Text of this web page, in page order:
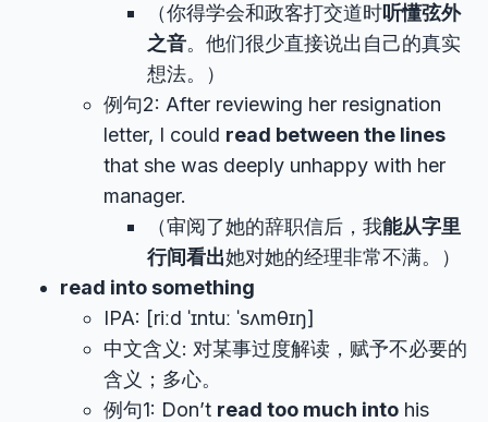
（你得学会和政客打交道时听懂弦外
之音。他们很少直接说出自己的真实
想法。）
例句2: After reviewing her resignation
letter, I could read between the lines
that she was deeply unhappy with her
manager.
（审阅了她的辞职信后，我能从字里
行间看出她对她的经理非常不满。）
read into something
IPA: [riːd ˈɪntuː ˈsʌmθɪŋ]
中文含义: 对某事过度解读，赋予不必要的
含义；多心。
例句1: Don’t read too much into his